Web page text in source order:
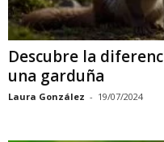
Descubre la
una garduña
Laura González - 19/07/2024